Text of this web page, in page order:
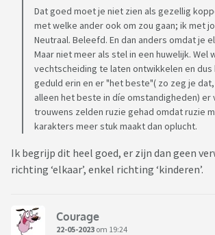
Dat goed moet je niet zien als gezellig
met welke ander ook om zou gaan; ik met
Neutraal. Beleefd. En dan anders omdat je
Maar niet meer als stel in een huwelijk. Wel
vechtscheiding te laten ontwikkelen en
geduld erin en er "het beste"( zo zeg je
alleen het beste in díe omstandigheden) er
trouwens zelden ruzie gehad omdat ruzie
karakters meer stuk maakt dan oplucht.
Ik begrijp dit heel goed, er zijn dan geen
richting ‘elkaar’, enkel richting ‘kinderen’.
Courage
22-05-2023 om 19:24